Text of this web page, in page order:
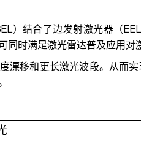
）结合了边发射激光器（
同时满足激光雷达普及应用对
漂移和更长激光波段。从而